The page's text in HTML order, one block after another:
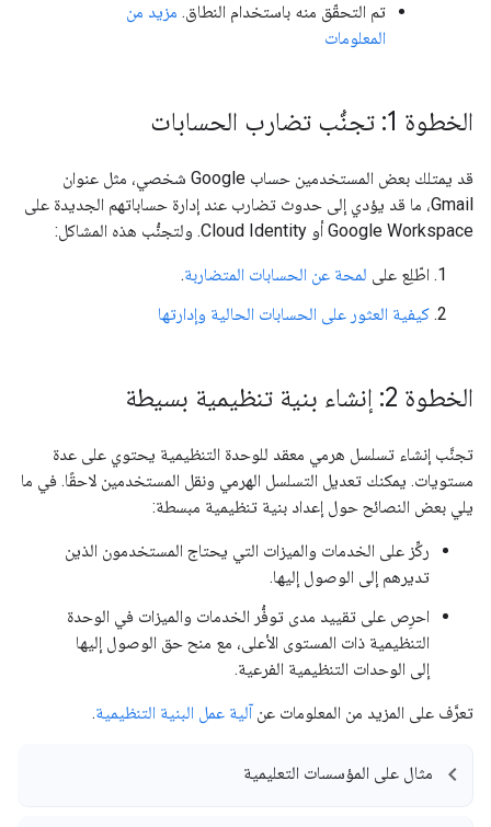
تم التحقّق منه باستخدام النطاق. مزيد من
المعلومات
الخطوة 1: تجنُّب تضارب الحسابات
قد يمتلك بعض المستخدمين حساب Google شخصي، مثل عنوان
Gmail، ما قد يؤدي إلى حدوث تضارب عند إدارة حساباتهم الجديدة على
Google Workspace أو Cloud Identity. ولتجنُّب هذه المشاكل:
اطّلِع على لمحة عن الحسابات المتضاربة.
كيفية العثور على الحسابات الحالية وإدارتها
الخطوة 2: إنشاء بنية تنظيمية بسيطة
تجنَّب إنشاء تسلسل هرمي معقد للوحدة التنظيمية يحتوي على عدة
مستويات. يمكنك تعديل التسلسل الهرمي ونقل المستخدمين لاحقًا. في ما
يلي بعض النصائح حول إعداد بنية تنظيمية مبسطة:
ركِّز على الخدمات والميزات التي يحتاج المستخدمون الذين
تديرهم إلى الوصول إليها.
احرِص على تقييد مدى توفُّر الخدمات والميزات في الوحدة
التنظيمية ذات المستوى الأعلى، مع منح حق الوصول إليها
إلى الوحدات التنظيمية الفرعية.
تعرَّف على المزيد من المعلومات عنآلية عمل البنية التنظيمية.
مثال على المؤسسات التعليمية